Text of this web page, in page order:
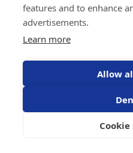
features and to enhance
advertisements.
Learn more
Allow
SCOUT 2.0
Upp till 5 års
Logg och
kr